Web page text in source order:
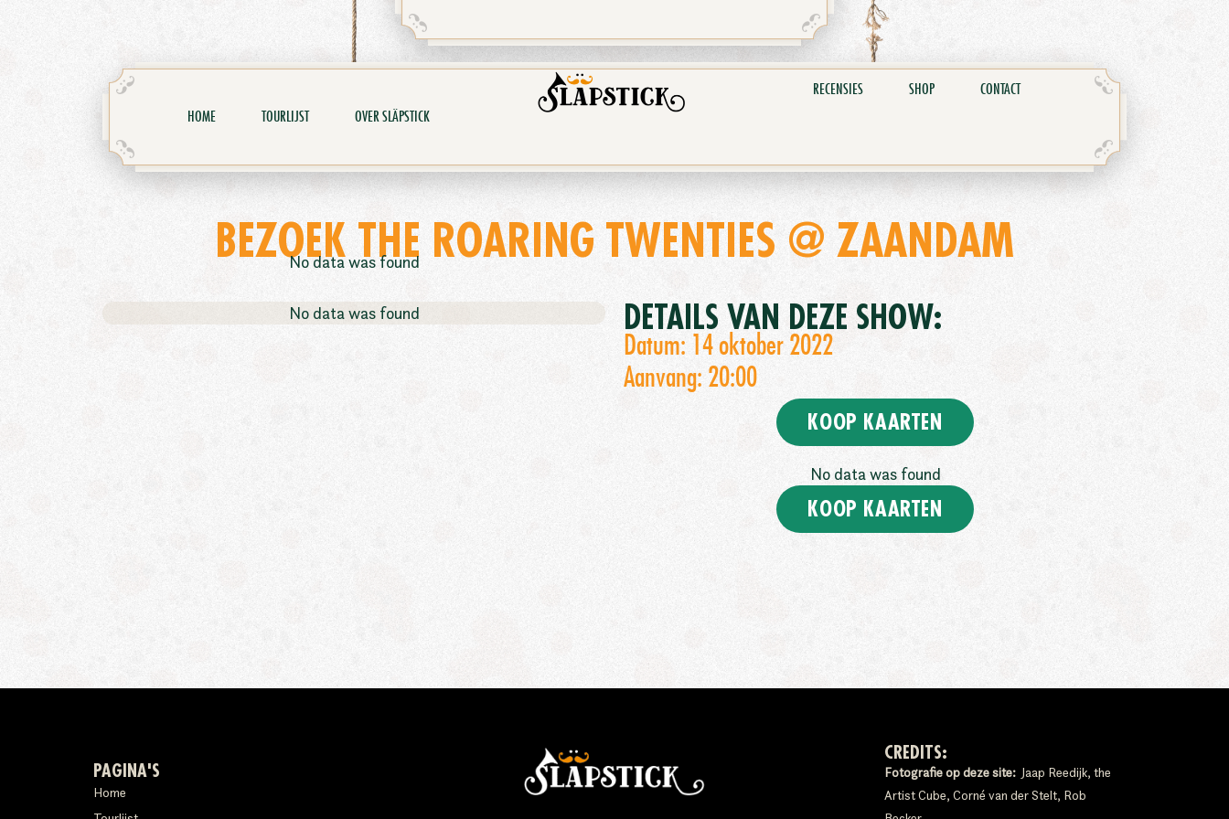
HOME TOURLIJST OVER SLÄPSTICK
RECENSIES SHOP CONTACT
BEZOEK THE ROARING TWENTIES @ ZAANDAM
DETAILS VAN DEZE SHOW:
Datum: 14 oktober 2022
Aanvang: 20:00
KOOP KAARTEN
No data was found
KOOP KAARTEN
No data was found
No data was found
PAGINA'S
Home
CREDITS:
Fotografie op deze site: Jaap Reedijk, the
Artist Cube, Corné van der Stelt, Rob